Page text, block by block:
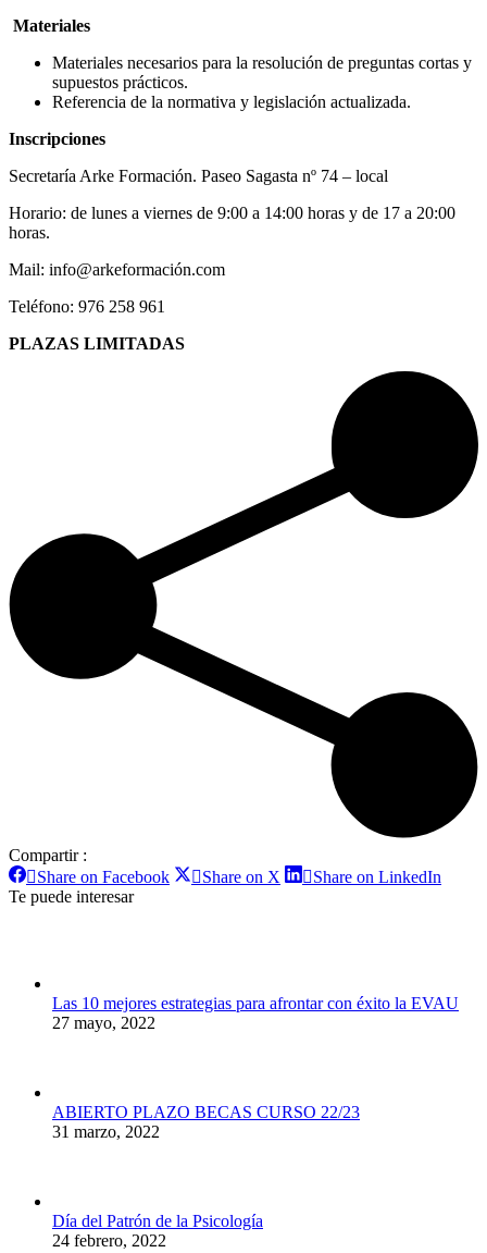
Materiales
Materiales necesarios para la resolución de preguntas cortas y
supuestos prácticos.
Referencia de la normativa y legislación actualizada.
Inscripciones
Secretaría Arke Formación. Paseo Sagasta nº 74 – local
Horario: de lunes a viernes de 9:00 a 14:00 horas y de 17 a 20:00
horas.
Mail: info@arkeformación.com
Teléfono: 976 258 961
PLAZAS LIMITADAS
Compartir :
Share on Facebook
Share on X
Share on LinkedIn
Te puede interesar
Las 10 mejores estrategias para afrontar con éxito la EVAU
27 mayo, 2022
ABIERTO PLAZO BECAS CURSO 22/23
31 marzo, 2022
Día del Patrón de la Psicología
24 febrero, 2022